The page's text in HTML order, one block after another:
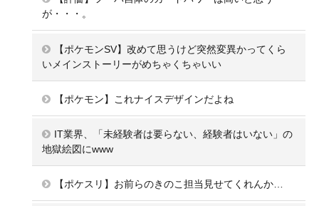
が・・・。
【ポケモンSV】改めて思うけど突然変異かってくら
いメインストーリーがめちゃくちゃいい
【ポケモン】これナイスデザインだよね
IT業界、「未経験者は要らない、経験者はいない」の
地獄絵図にwww
【ポケスリ】お前らのきのこ担当見せてくれんか…